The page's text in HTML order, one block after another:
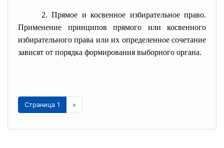
2. Прямое и косвенное избирательное право.
Применение принципов прямого или косвенного
избирательного права или их определенное сочетание
зависят от порядка формирования выборного органа.
Страница 1 »